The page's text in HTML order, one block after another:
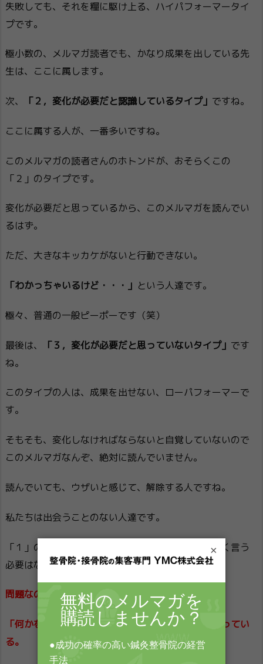
失敗しても、それを糧に駆け上る、ハイパフォーマータイ
プです。
極小数の、メルマガ読者でも、かなり成果を出している先
生は、ここに属します。
次、 「２，変化が必要だと認識しているタイプ」 ですね。
ここに属する人が、一番多いですね。
このメルマガの読者さんのホトンドが、おそらくこの
「２」のタイプです。
変化が必要だと思っているから、このメルマガを読んでい
るはず。
ただ、大きなキッカケがないと行動できない。
「わかっちゃいるけど・・・」 という人達です。
極々、普通の一般ピーポーです（笑）
最後は、 「３，変化が必要だと思っていないタイプ」 です
ね。
このタイプの人は、成果を出せない、ローパフォーマーで
す。
そもそも、変化しなければならないと自覚していないので
このメルマガなんぞ、絶対に読んでいません。
読んでいても、ウザいと感じて、解除する人ですね。
私たちは出会うことのない人達です。
「１」の人達は、勝手に成功します。僕らがとやかく言う
必要はない人達。
問題なのは、「２」のタイプの人。
「何かを変えなければならない・・・」とは、わかってい
る。
×